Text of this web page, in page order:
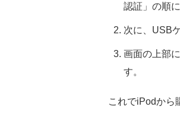
認証」の順
次に、USB
画面の上部
す。
これでiPodから